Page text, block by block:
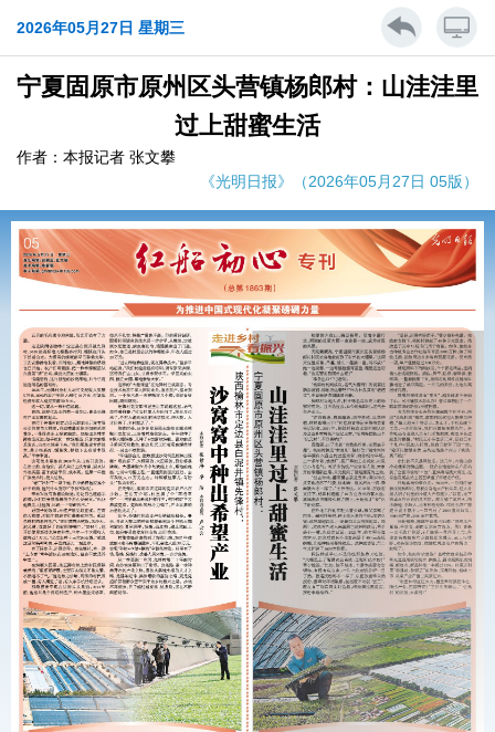
2026年05月27日 星期三
宁夏固原市原州区头营镇杨郎村：山洼洼里
过上甜蜜生活
作者：本报记者 张文攀
《光明日报》（2026年05月27日 05版）